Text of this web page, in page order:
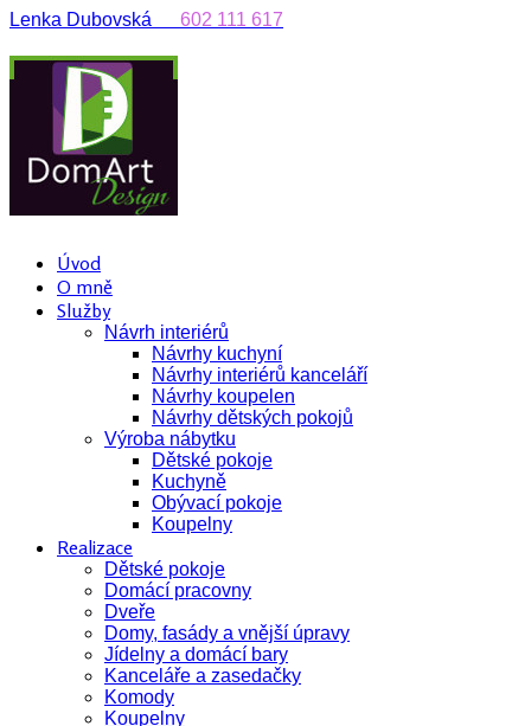
Lenka Dubovská 602 111 617
Úvod
O mně
Služby
Návrh interiérů
Návrhy kuchyní
Návrhy interiérů kanceláří
Návrhy koupelen
Návrhy dětských pokojů
Výroba nábytku
Dětské pokoje
Kuchyně
Obývací pokoje
Koupelny
Realizace
Dětské pokoje
Domácí pracovny
Dveře
Domy, fasády a vnější úpravy
Jídelny a domácí bary
Kanceláře a zasedačky
Komody
Koupelny